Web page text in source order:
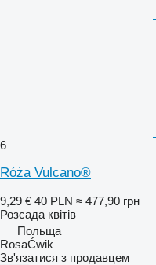
6
Róża Vulcano®
9,29 € 40 PLN ≈ 477,90 грн
Розсада квітів
Польща
RosaĆwik
Зв'язатися з продавцем